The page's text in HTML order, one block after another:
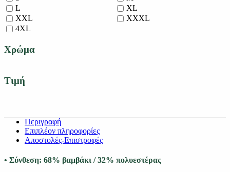
L
XL
XXL
XXXL
4XL
Χρώμα
Τιμή
Περιγραφή
Επιπλέον πληροφορίες
Αποστολές-Επιστροφές
• Σύνθεση: 68% βαμβάκι / 32% πολυεστέρας